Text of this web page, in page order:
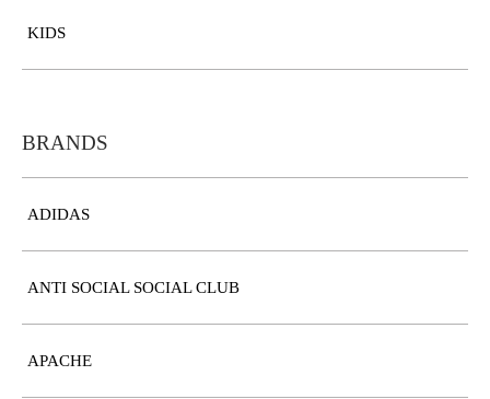
KIDS
BRANDS
ADIDAS
ANTI SOCIAL SOCIAL CLUB
APACHE